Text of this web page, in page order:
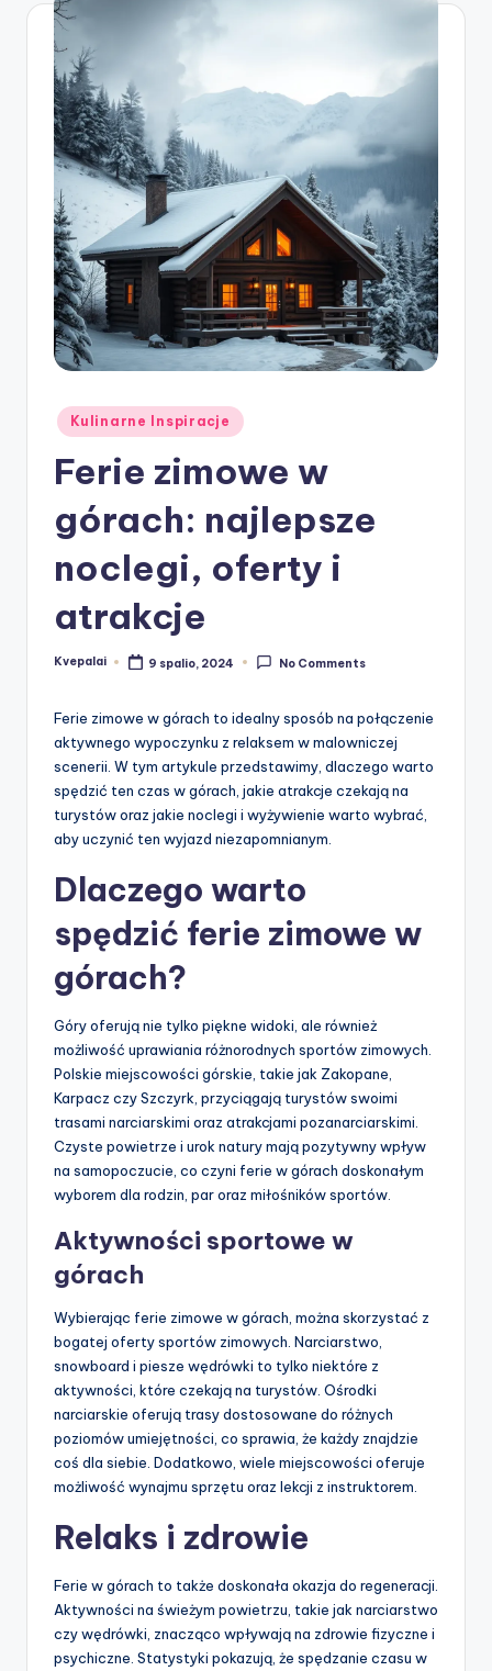
Posted
in
Kulinarne Inspiracje
Ferie zimowe w
górach: najlepsze
noclegi, oferty i
atrakcje
Posted
Kvepalai 9 spalio, 2024 No Comments
Ferie zimowe w górach to idealny sposób na połączenie
aktywnego wypoczynku z relaksem w malowniczej
scenerii. W tym artykule przedstawimy, dlaczego warto
spędzić ten czas w górach, jakie atrakcje czekają na
turystów oraz jakie noclegi i wyżywienie warto wybrać,
aby uczynić ten wyjazd niezapomnianym.
Dlaczego warto
spędzić ferie zimowe w
górach?
Góry oferują nie tylko piękne widoki, ale również
możliwość uprawiania różnorodnych sportów zimowych.
Polskie miejscowości górskie, takie jak Zakopane,
Karpacz czy Szczyrk, przyciągają turystów swoimi
trasami narciarskimi oraz atrakcjami pozanarciarskimi.
Czyste powietrze i urok natury mają pozytywny wpływ
na samopoczucie, co czyni ferie w górach doskonałym
wyborem dla rodzin, par oraz miłośników sportów.
Aktywności sportowe w
górach
Wybierając ferie zimowe w górach, można skorzystać z
bogatej oferty sportów zimowych. Narciarstwo,
snowboard i piesze wędrówki to tylko niektóre z
aktywności, które czekają na turystów. Ośrodki
narciarskie oferują trasy dostosowane do różnych
poziomów umiejętności, co sprawia, że każdy znajdzie
coś dla siebie. Dodatkowo, wiele miejscowości oferuje
możliwość wynajmu sprzętu oraz lekcji z instruktorem.
Relaks i zdrowie
Ferie w górach to także doskonała okazja do regeneracji.
Aktywności na świeżym powietrzu, takie jak narciarstwo
czy wędrówki, znacząco wpływają na zdrowie fizyczne i
psychiczne. Statystyki pokazują, że spędzanie czasu w